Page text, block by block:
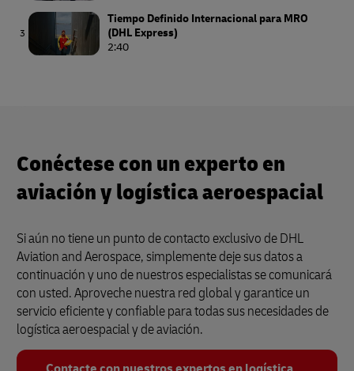
3
Tiempo Definido Internacional para MRO
(DHL Express)
2:40
Conéctese con un experto en
aviación y logística aeroespacial
Si aún no tiene un punto de contacto exclusivo de DHL
Aviation and Aerospace, simplemente deje sus datos a
continuación y uno de nuestros especialistas se comunicará
con usted. Aproveche nuestra red global y garantice un
servicio eficiente y confiable para todas sus necesidades de
logística aeroespacial y de aviación.